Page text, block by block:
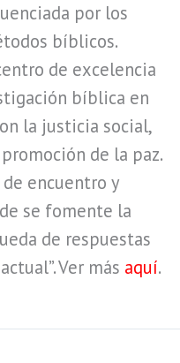
por los
bíblicos.
de excelencia
bíblica en
la justicia social,
de la paz.
encuentro y
se fomente la
de respuestas
Ver más aquí.